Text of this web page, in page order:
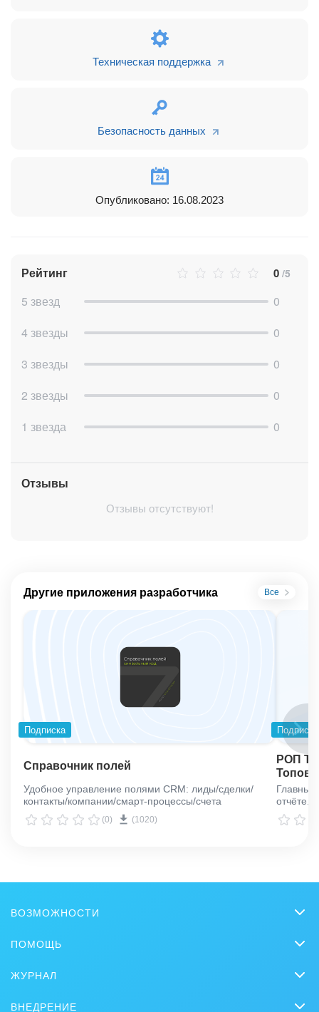
Техническая поддержка
Безопасность данных
Опубликовано: 16.08.2023
Рейтинг 0 /5
5 звезд
0
4 звезды
0
3 звезды
0
2 звезды
0
1 звезда
0
Отзывы
Отзывы отсутствуют!
Другие приложения разработчика Все
Подписка
Справочник полей
Удобное управление полями CRM: лиды/сделки/
контакты/компании/смарт-процессы/счета
(0) (1020)
Подписка
РОП
отчёте.
ВОЗМОЖНОСТИ
Онлайн-офис
Видеозвонки HD
Задачи и Проекты
ПОМОЩЬ
Вебинары
ЖУРНАЛ
ВНЕДРЕНИЕ